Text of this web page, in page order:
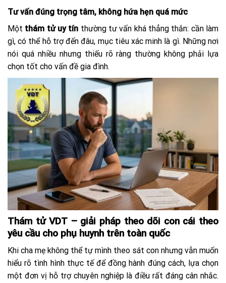
Tư vấn đúng trọng tâm, không hứa hẹn quá mức
Một thám tử uy tín thường tư vấn khá thẳng thắn: cần làm
gì, có thể hỗ trợ đến đâu, mục tiêu xác minh là gì. Những nơi
nói quá nhiều nhưng thiếu rõ ràng thường không phải lựa
chọn tốt cho vấn đề gia đình.
Thám tử VDT – giải pháp theo dõi con cái theo
yêu cầu cho phụ huynh trên toàn quốc
Khi cha mẹ không thể tự mình theo sát con nhưng vẫn muốn
hiểu rõ tình hình thực tế để đồng hành đúng cách, lựa chọn
một đơn vị hỗ trợ chuyên nghiệp là điều rất đáng cân nhắc.